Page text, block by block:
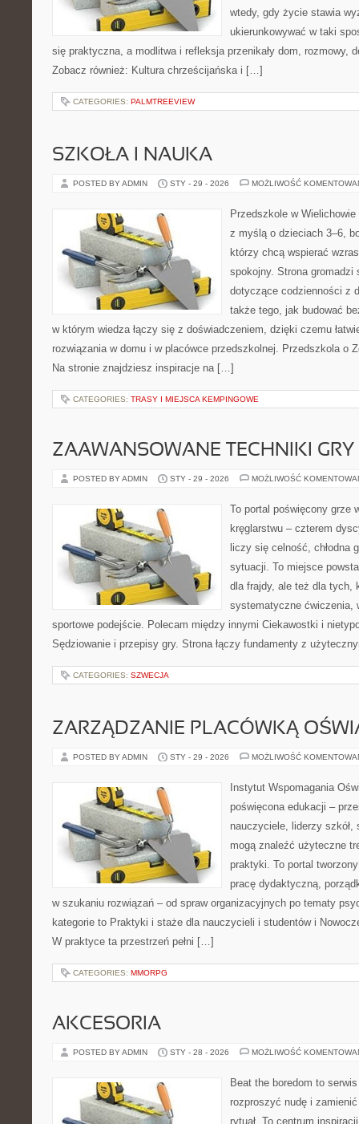
wtedy, gdy życie stawia
ukierunkowywać w taki
się praktyczna, a modlitwa i refleksja przenikały dom, rozmowy,
Zobacz również: Kultura chrześcijańska i […]
CATEGORIES: PALMTREEVIEW
SZKOŁA I NAUKA
POSTED BY ADMIN STY - 29 - 2026 MOŻLIWOŚĆ
Przedszkole w
z myślą o dzieciach 3–6,
którzy chcą wspierać
spokojny. Strona gromadzi
dotyczące codzienności z
także tego, jak budować
w którym wiedza łączy się z doświadczeniem, dzięki czemu
rozwiązania w domu i w placówce przedszkolnej. Przedszkola o
Na stronie znajdziesz inspiracje na […]
CATEGORIES: TRASY I MIEJSCA KEMPINGOWE
ZAAWANSOWANE TECHNIKI GRY
POSTED BY ADMIN STY - 29 - 2026 MOŻLIWOŚĆ
To portal poświęcony grze
kręglarstwu – czterem
liczy się celność, chłodna
sytuacji. To miejsce
dla frajdy, ale też dla tych,
systematyczne ćwiczenia,
sportowe podejście. Polecam między innymi Ciekawostki i
Sędziowanie i przepisy gry. Strona łączy fundamenty z
CATEGORIES: SZWECJA
ZARZĄDZANIE PLACÓWKĄ
POSTED BY ADMIN STY - 29 - 2026 MOŻLIWOŚĆ
Instytut Wspomagania
poświęcona edukacji –
nauczyciele, liderzy szkół,
mogą znaleźć użyteczne
praktyki. To portal
pracę dydaktyczną,
w szukaniu rozwiązań – od spraw organizacyjnych po tematy
kategorie to Praktyki i staże dla nauczycieli i studentów i
W praktyce ta przestrzeń pełni […]
CATEGORIES: MMORPG
AKCESORIA
POSTED BY ADMIN STY - 28 - 2026 MOŻLIWOŚĆ
Beat the boredom to
rozproszyć nudę i
rytuał. To centrum